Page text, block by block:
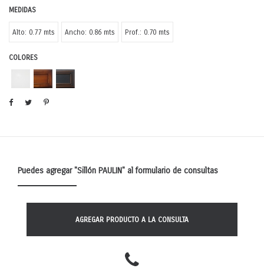
MEDIDAS
Alto: 0.77 mts Ancho: 0.86 mts Prof.: 0.70 mts
COLORES
Puedes agregar"Sillón PAULIN" al formulario de consultas
AGREGAR PRODUCTO A LA CONSULTA